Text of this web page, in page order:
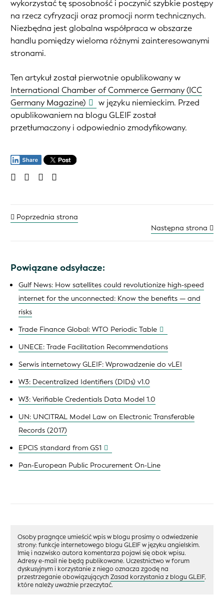
wykorzystać tę sposobność i poczynić szybkie postępy
na rzecz cyfryzacji oraz promocji norm technicznych.
Niezbędna jest globalna współpraca w obszarze
handlu pomiędzy wieloma różnymi zainteresowanymi
stronami.
Ten artykuł został pierwotnie opublikowany w
International Chamber of Commerce Germany (ICC
Germany Magazine)
w języku niemieckim. Przed
opublikowaniem na blogu GLEIF został
przetłumaczony i odpowiednio zmodyfikowany.
Poprzednia strona
Następna strona
Powiązane odsyłacze:
Gulf News: How satellites could revolutionize high-speed
internet for the unconnected: Know the benefits — and
risks
Trade Finance Global: WTO Periodic Table
UNECE: Trade Facilitation Recommendations
Serwis internetowy GLEIF: Wprowadzenie do vLEI
W3: Decentralized Identifiers (DIDs) v1.0
W3: Verifiable Credentials Data Model 1.0
UN: UNCITRAL Model Law on Electronic Transferable
Records (2017)
EPCIS standard from GS1
Pan-European Public Procurement On-Line
Osoby pragnące umieścić wpis w blogu prosimy o odwiedzenie
strony: funkcje internetowego blogu GLEIF w języku angielskim.
Imię i nazwisko autora komentarza pojawi się obok wpisu.
Adresy e-mail nie będą publikowane. Uczestnictwo w forum
dyskusyjnym i korzystanie z niego oznacza zgodę na
przestrzeganie obowiązującychZasad korzystania z blogu GLEIF,
które należy uważnie przeczytać.